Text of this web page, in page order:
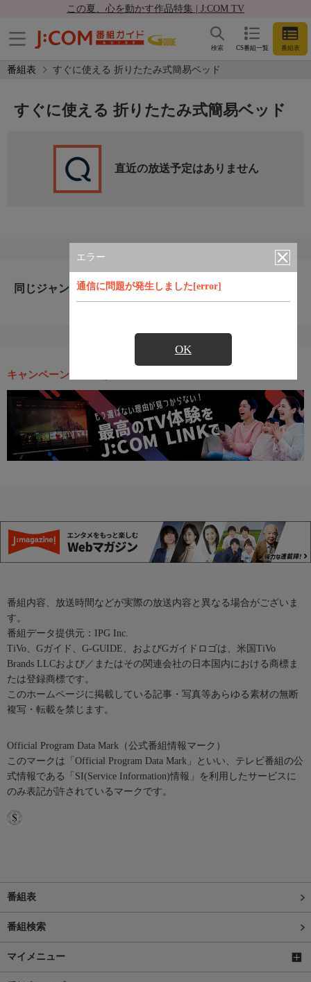
この夏、心を動かす作品特集 | J:COM TV
CS番組一覧 番組表
検索
番組表 すぐに使える 折りたたみ式簡易ベッド
エラー
通信に問題が発生しました[error]
OK
すぐに使える 折りたたみ式簡易ベッド
直近の放送予定はありません
同じジャンルのおすすめ番組
キャンペーン・お得な情報
番組内容、放送時間などが実際の放送内容と異なる場合がございま
す。
番組データ提供元：IPG Inc.
TiVo、Gガイド、G-GUIDE、およびGガイドロゴは、米国TiVo
Brands LLCおよび／またはその関連会社の日本国内における商標ま
たは登録商標です。
このホームページに掲載している記事・写真等あらゆる素材の無断
複写・転載を禁じます。
Official Program Data Mark（公式番組情報マーク）
このマークは「Official Program Data Mark」といい、テレビ番組の公
式情報である「SI(Service Information)情報」を利用したサービスに
のみ表記が許されているマークです。
番組表
番組検索
マイメニュー